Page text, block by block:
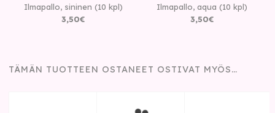
Ilmapallo, sininen (10 kpl)
3,50€
Ilmapallo, aqua (10 kpl)
3,50€
TÄMÄN TUOTTEEN OSTANEET OSTIVAT MYÖS…